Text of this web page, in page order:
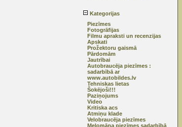
Kategorijas
Piezīmes
Fotogrāfijas
Filmu apraksti un recenzijas
Apskati
Prožektoru gaismā
Pārdomām
Jautrībai
Autobraucēja piezīmes :
sadarbībā ar
www.autobildes.lv
Tehniskas lietas
Šokējoši!!!
Paziņojums
Video
Kritiska acs
Atmiņu klade
Velobraucēja piezīmes
Melomāna piezīmes sadarbībā